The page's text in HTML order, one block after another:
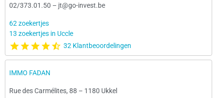
02/373.01.50 – jt@go-invest.be
62 zoekertjes
13 zoekertjes in Uccle
32 Klantbeoordelingen
IMMO FADAN
Rue des Carmélites, 88 – 1180 Ukkel